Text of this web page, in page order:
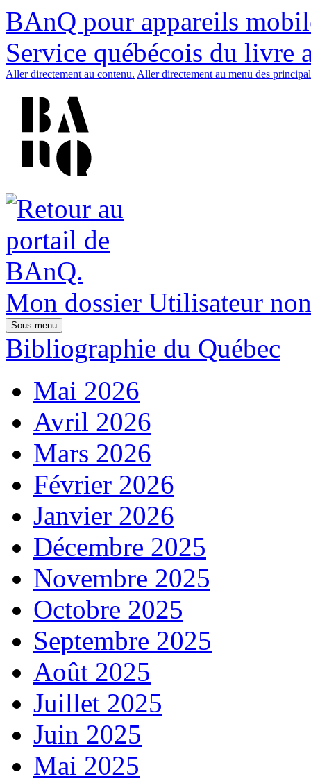
BAnQ pour appareils
Service québécois du livre
Aller directement au contenu. Aller directement au menu des
Mon dossier Utilisateur
Sous-menu
Bibliographie du Québec
Mai 2026
Avril 2026
Mars 2026
Février 2026
Janvier 2026
Décembre 2025
Novembre 2025
Octobre 2025
Septembre 2025
Août 2025
Juillet 2025
Juin 2025
Mai 2025